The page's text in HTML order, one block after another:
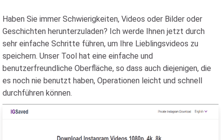
Haben Sie immer Schwierigkeiten, Videos oder Bilder oder
Geschichten herunterzuladen? Ich werde Ihnen jetzt durch
sehr einfache Schritte führen, um Ihre Lieblingsvideos zu
speichern. Unser Tool hat eine einfache und
benutzerfreundliche Oberfläche, so dass auch diejenigen, die
es noch nie benutzt haben, Operationen leicht und schnell
durchführen können.